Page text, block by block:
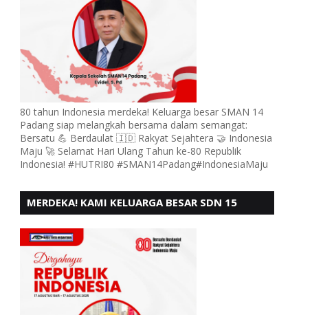
80 tahun Indonesia merdeka! Keluarga besar SMAN 14
Padang siap melangkah bersama dalam semangat:
Bersatu 💪 Berdaulat 🇮🇩 Rakyat Sejahtera 🤝 Indonesia
Maju 🚀 Selamat Hari Ulang Tahun ke-80 Republik
Indonesia! #HUTRI80 #SMAN14Padang#IndonesiaMaju
MERDEKA! KAMI KELUARGA BESAR SDN 15
- 80